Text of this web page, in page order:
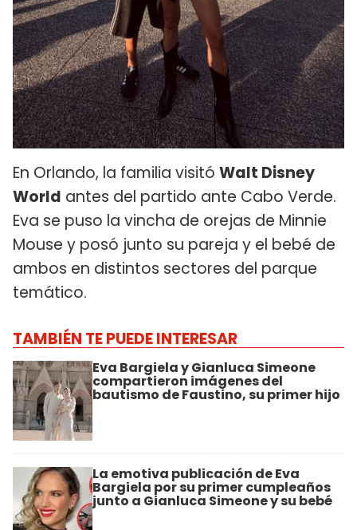
En Orlando, la familia visitó Walt Disney
World antes del partido ante Cabo Verde.
Eva se puso la vincha de orejas de Minnie
Mouse y posó junto su pareja y el bebé de
ambos en distintos sectores del parque
temático.
TAMBIÉN TE PUEDE INTERESAR
Eva Bargiela y Gianluca Simeone
compartieron imágenes del
bautismo de Faustino, su primer hijo
La emotiva publicación de Eva
Bargiela por su primer cumpleaños
junto a Gianluca Simeone y su bebé